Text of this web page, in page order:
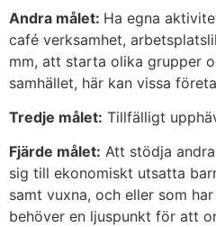
Andra målet: Ha egna
café verksamhet,
mm, att starta olika grupper
samhället, här kan vissa
Tredje målet: Tillfälligt
Fjärde målet: Att stödja
sig till ekonomiskt utsatta
samt vuxna, och eller som
behöver en ljuspunkt för att